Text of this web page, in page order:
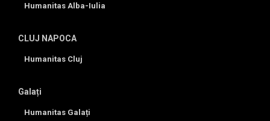
Humanitas Alba-Iulia
CLUJ NAPOCA
Humanitas Cluj
Galați
Humanitas Galați